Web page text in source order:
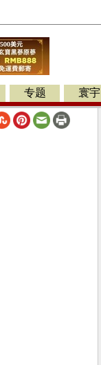
专题 寰宇